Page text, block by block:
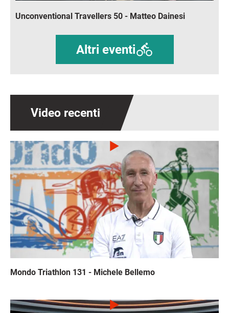
Unconventional Travellers 50 - Matteo Dainesi
Altri eventi
Video recenti
Immagine
Mondo Triathlon 131 - Michele Bellemo
Immagine